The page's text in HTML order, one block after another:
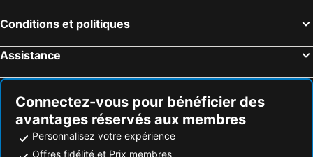
Conditions et politiques
Assistance
Connectez-vous pour bénéficier des
avantages réservés aux membres
Personnalisez votre expérience
Offres fidélité et Prix membres